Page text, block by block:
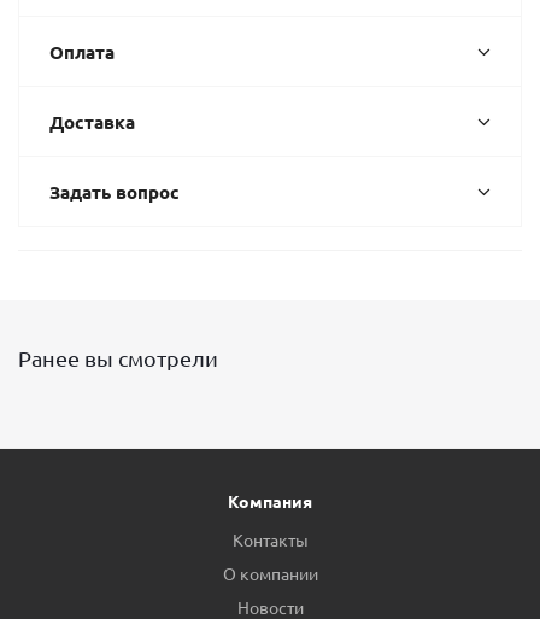
Оплата
Доставка
Задать вопрос
Ранее вы смотрели
Компания
Контакты
О компании
Новости